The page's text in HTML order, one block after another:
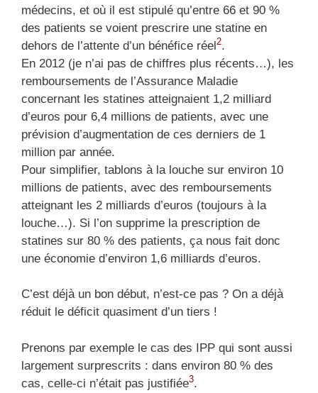
médecins, et où il est stipulé qu’entre 66 et 90 %
des patients se voient prescrire une statine en
dehors de l’attente d’un bénéfice réel2.
En 2012 (je n’ai pas de chiffres plus récents…), les
remboursements de l’Assurance Maladie
concernant les statines atteignaient 1,2 milliard
d’euros pour 6,4 millions de patients, avec une
prévision d’augmentation de ces derniers de 1
million par année.
Pour simplifier, tablons à la louche sur environ 10
millions de patients, avec des remboursements
atteignant les 2 milliards d’euros (toujours à la
louche…). Si l’on supprime la prescription de
statines sur 80 % des patients, ça nous fait donc
une économie d’environ 1,6 milliards d’euros.
C’est déjà un bon début, n’est-ce pas ? On a déjà
réduit le déficit quasiment d’un tiers !
Prenons par exemple le cas des IPP qui sont aussi
largement surprescrits : dans environ 80 % des
cas, celle-ci n’était pas justifiée3.